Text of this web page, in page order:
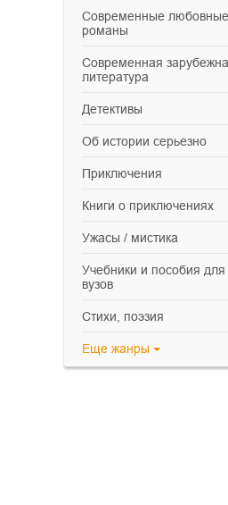
современные любовные
романы
современная зарубежная
литература
детективы
об истории серьезно
приключения
книги о приключениях
ужасы / мистика
учебники и пособия для
вузов
cтихи, поэзия
Еще жанры